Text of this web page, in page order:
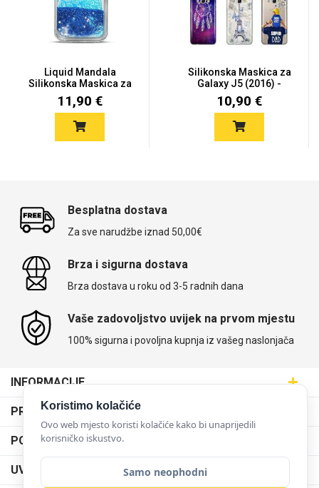
Liquid Mandala
Silikonska Maskica za
Galaxy J5...
11,90 €
Silikonska Maskica za
Galaxy J5 (2016) -
Šaren...
10,90 €
Besplatna dostava
Za sve narudžbe iznad 50,00€
Brza i sigurna dostava
Brza dostava u roku od 3-5 radnih dana
Vaše zadovoljstvo uvijek na prvom mjestu
100% sigurna i povoljna kupnja iz vašeg naslonjača
INFORMACIJE
Maskice.hr - Web trgovina
SVIJET MASKICA d.o.o.
Aleja javora 13, 10000 Zagreb
095 5555 345
prodaja@maskice.hr
PRODAJNA MJESTA
Poslovnica Trešnjevka
Poslovnica Dubrava
PODRŠKA
Dostava
UVJETI KORIŠTENJA
Koristimo kolačiće
Ovo web mjesto koristi kolačiće kako bi unaprijedili
korisničko iskustvo.
Samo neophodni